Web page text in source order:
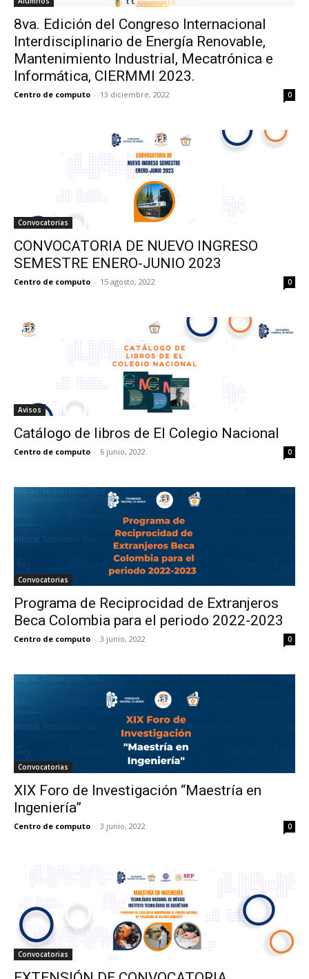
8va. Edición del Congreso Internacional
Interdisciplinario de Energía Renovable,
Mantenimiento Industrial, Mecatrónica e
Informática, CIERMMI 2023.
Centro de computo - 13 diciembre, 2022 0
Convocatorias
CONVOCATORIA DE NUEVO INGRESO
SEMESTRE ENERO-JUNIO 2023
Centro de computo - 15 agosto, 2022 0
Avisos
Catálogo de libros de El Colegio Nacional
Centro de computo - 6 junio, 2022 0
Convocatorias
Programa de Reciprocidad de Extranjeros
Beca Colombia para el periodo 2022-2023
Centro de computo - 3 junio, 2022 0
Convocatorias
XIX Foro de Investigación “Maestría en
Ingeniería”
Centro de computo - 3 junio, 2022 0
Convocatorias